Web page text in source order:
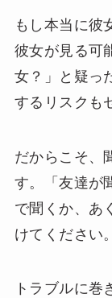
もし本当に彼
彼女が見る可
女？」と疑っ
するリスクも
だからこそ、
す。「友達が
で聞くか、あ
けてください。
トラブルに巻